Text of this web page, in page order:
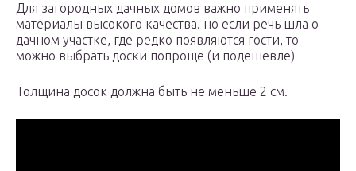
Для загородных дачных домов важно применять
материалы высокого качества. но если речь шла о
дачном участке, где редко появляются гости, то
можно выбрать доски попроще (и подешевле)
Толщина досок должна быть не меньше 2 см.